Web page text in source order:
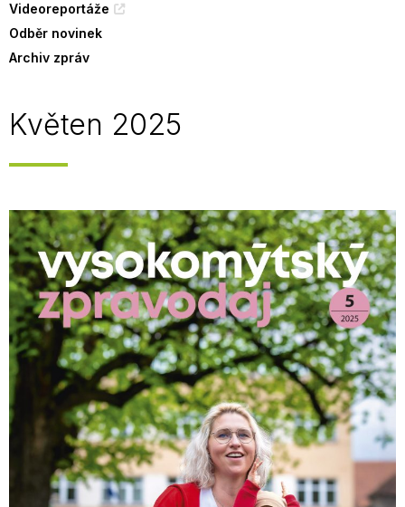
Videoreportáže
Odběr novinek
Archiv zpráv
Květen 2025